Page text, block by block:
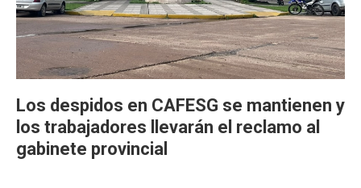
Los despidos en CAFESG se mantienen y
los trabajadores llevarán el reclamo al
gabinete provincial